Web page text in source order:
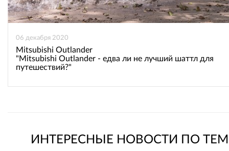
06 декабря 2020
Mitsubishi Outlander
"Mitsubishi Outlander - едва ли не лучший шаттл для
путешествий?"
ИНТЕРЕСНЫЕ НОВОСТИ ПО